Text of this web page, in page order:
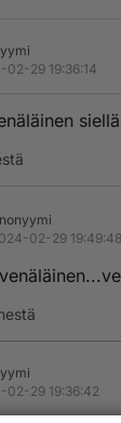
02-29 19:36:14
02-29 19:49:48
02-29 19:36:42